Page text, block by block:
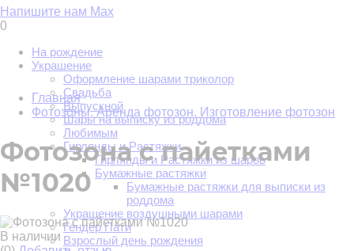
Напишите нам Max
0
На рождение
Украшение
Оформление шарами триколор
Свадьба
Выпускной
Шары на выписку из роддома
Любимым
Гирлянды и Растяжки
Гирлянды и Растяжки из шаров
Бумажные растяжки
Бумажные растяжки для выписки из
роддома
Украшение воздушными шарами
Гендер Пати
Взрослый день рождения
Главная
Фотозоны. Аренда фотозон. Изготовление фотозон
Фотозона с пайетками
№1020
В наличии